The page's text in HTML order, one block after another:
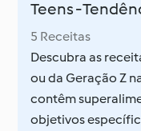
Teens -
5 Receitas
Descubra as
ou da Geração Z
contêm
objetivos